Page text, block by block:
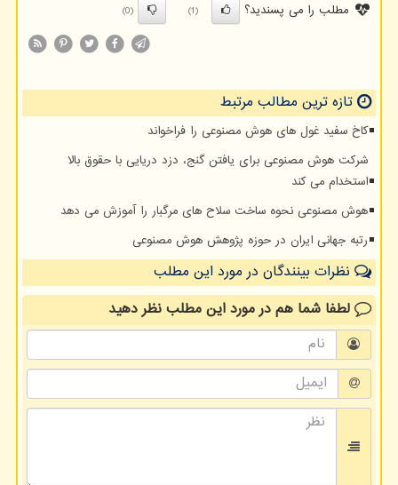
مطلب را می پسندید؟
(1)
(0)
تازه ترین مطالب مرتبط
کاخ سفید غول های هوش مصنوعی را فراخواند
شرکت هوش مصنوعی برای یافتن گنج، دزد دریایی با حقوق بالا
استخدام می کند
هوش مصنوعی نحوه ساخت سلاح های مرگبار را آموزش می دهد
رتبه جهانی ایران در حوزه پژوهش هوش مصنوعی
نظرات بینندگان در مورد این مطلب
لطفا شما همدر مورد این مطلبنظر دهید